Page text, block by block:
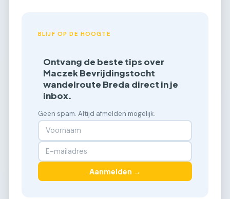
BLIJF OP DE HOOGTE
Ontvang de beste tips over
Maczek Bevrijdingstocht
wandelroute Breda direct in je
inbox.
Geen spam. Altijd afmelden mogelijk.
Aanmelden →